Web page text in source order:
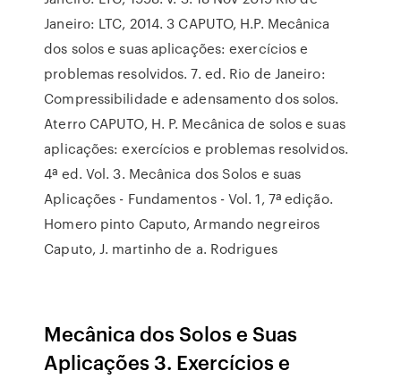
Janeiro: LTC, 2014. 3 CAPUTO, H.P. Mecânica
dos solos e suas aplicações: exercícios e
problemas resolvidos. 7. ed. Rio de Janeiro:
Compressibilidade e adensamento dos solos.
Aterro CAPUTO, H. P. Mecânica de solos e suas
aplicações: exercícios e problemas resolvidos.
4ª ed. Vol. 3. Mecânica dos Solos e suas
Aplicações - Fundamentos - Vol. 1, 7ª edição.
Homero pinto Caputo, Armando negreiros
Caputo, J. martinho de a. Rodrigues
Mecânica dos Solos e Suas
Aplicações 3. Exercícios e